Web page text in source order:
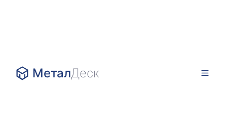
МеталДеск